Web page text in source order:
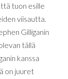
tuon esille
viisautta.
Gilliganin
tällä
kanssa
on juuret